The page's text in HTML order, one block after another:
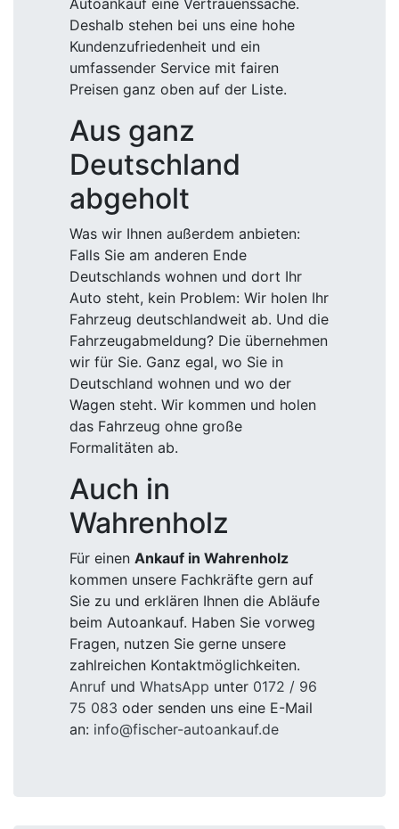
Autoankauf eine Vertrauenssache.
Deshalb stehen bei uns eine hohe
Kundenzufriedenheit und ein
umfassender Service mit fairen
Preisen ganz oben auf der Liste.
Aus ganz
Deutschland
abgeholt
Was wir Ihnen außerdem anbieten:
Falls Sie am anderen Ende
Deutschlands wohnen und dort Ihr
Auto steht, kein Problem: Wir holen Ihr
Fahrzeug deutschlandweit ab. Und die
Fahrzeugabmeldung? Die übernehmen
wir für Sie. Ganz egal, wo Sie in
Deutschland wohnen und wo der
Wagen steht. Wir kommen und holen
das Fahrzeug ohne große
Formalitäten ab.
Auch in
Wahrenholz
Für einen Ankauf in Wahrenholz
kommen unsere Fachkräfte gern auf
Sie zu und erklären Ihnen die Abläufe
beim Autoankauf. Haben Sie vorweg
Fragen, nutzen Sie gerne unsere
zahlreichen Kontaktmöglichkeiten.
Anruf und WhatsApp unter 0172 / 96
75 083 oder senden uns eine E-Mail
an: info@fischer-autoankauf.de